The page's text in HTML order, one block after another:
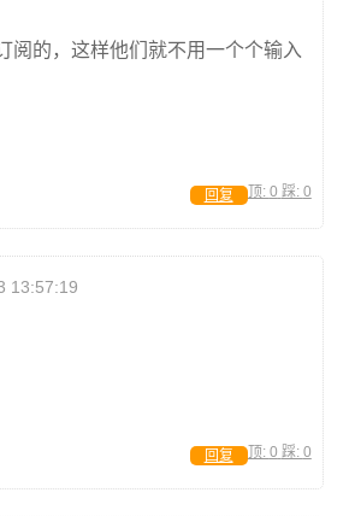
阅的，这样他们就不用一个个输入
顶: 0 踩: 0
回复
13:57:19
顶: 0 踩: 0
回复